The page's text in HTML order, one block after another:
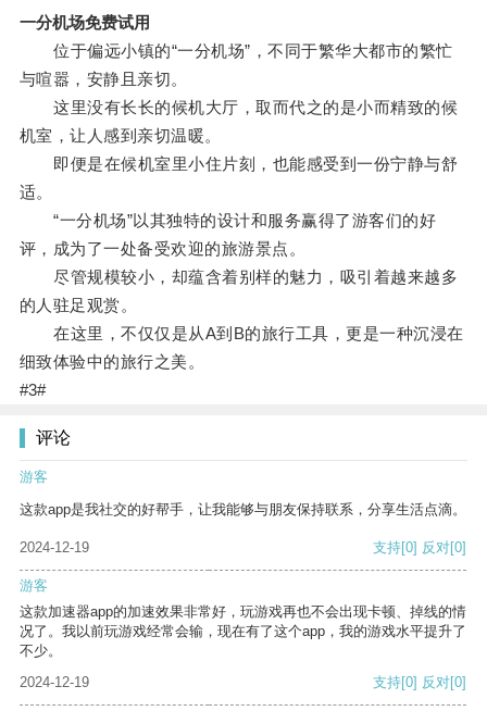
一分机场免费试用
位于偏远小镇的“一分机场”，不同于繁华大都市的繁忙
与喧嚣，安静且亲切。
这里没有长长的候机大厅，取而代之的是小而精致的候
机室，让人感到亲切温暖。
即便是在候机室里小住片刻，也能感受到一份宁静与舒
适。
“一分机场”以其独特的设计和服务赢得了游客们的好
评，成为了一处备受欢迎的旅游景点。
尽管规模较小，却蕴含着别样的魅力，吸引着越来越多
的人驻足观赏。
在这里，不仅仅是从A到B的旅行工具，更是一种沉浸在
细致体验中的旅行之美。
#3#
评论
游客
这款app是我社交的好帮手，让我能够与朋友保持联系，分享生活点滴。
2024-12-19 支持[0] 反对[0]
游客
这款加速器app的加速效果非常好，玩游戏再也不会出现卡顿、掉线的情
况了。我以前玩游戏经常会输，现在有了这个app，我的游戏水平提升了
不少。
2024-12-19
支持[0] 反对[0]